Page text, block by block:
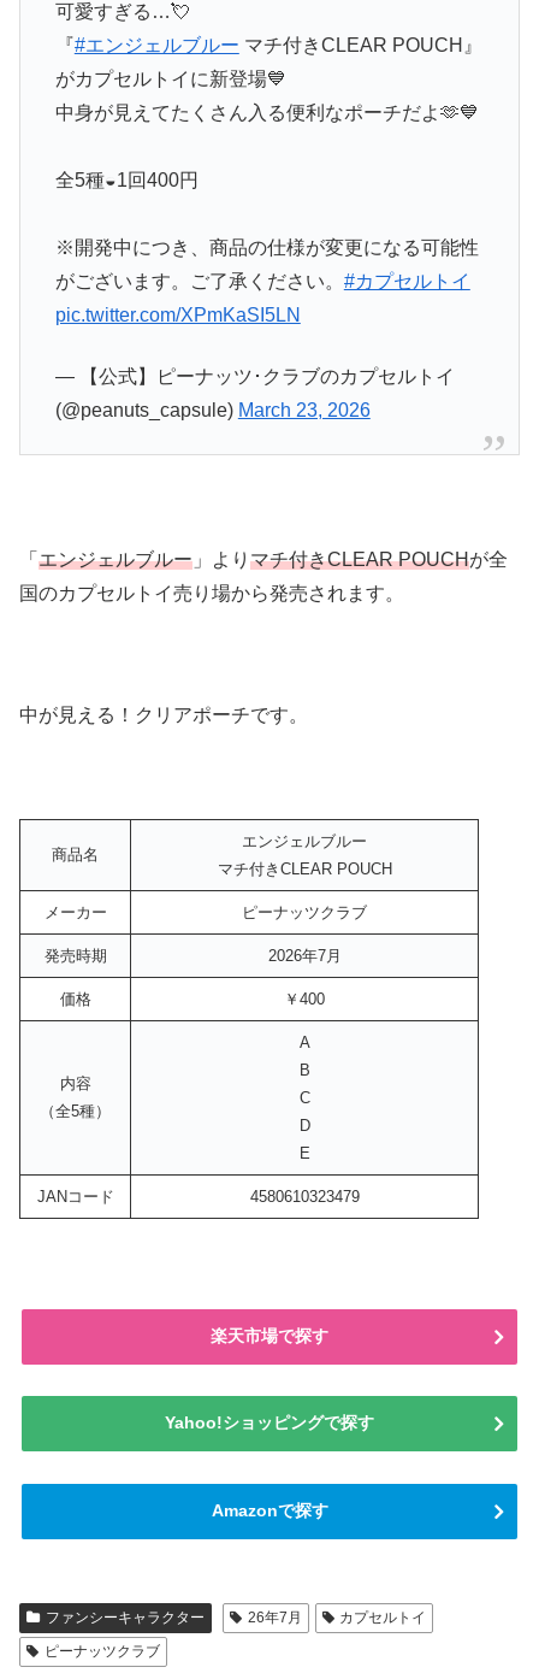
可愛すぎる…💘
『#エンジェルブルー マチ付きCLEAR POUCH』
がカプセルトイに新登場💙
中身が見えてたくさん入る便利なポーチだよ🫶💙
全5種◒1回400円
※開発中につき、商品の仕様が変更になる可能性
がございます。ご了承ください。 #カプセルトイ
pic.twitter.com/XPmKaSI5LN
— 【公式】ピーナッツ･クラブのカプセルトイ
(@peanuts_capsule) March 23, 2026
「 エンジェルブルー 」より マチ付きCLEAR POUCHが全
国のカプセルトイ売り場から発売されます。
中が見える！クリアポーチです。
商品名
エンジェルブルー
マチ付きCLEAR POUCH
メーカー ピーナッツクラブ
発売時期 2026年7月
価格 ￥400
内容
（全5種）
A
B
C
D
E
JANコード 4580610323479
楽天市場で探す
Yahoo!ショッピングで探す
Amazonで探す
ファンシーキャラクター 26年7月
カプセルトイ
ピーナッツクラブ